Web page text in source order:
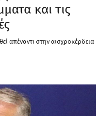
και τις
απέναντι στην αισχροκέρδεια